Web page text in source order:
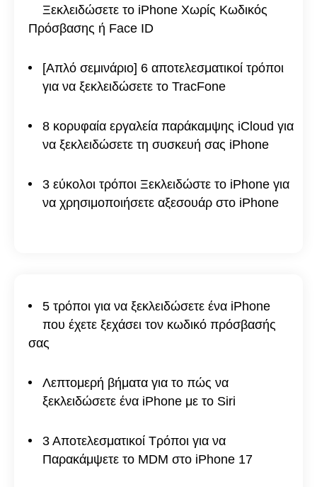
Ξεκλειδώσετε το iPhone Χωρίς Κωδικός
Πρόσβασης ή Face ID
[Απλό σεμινάριο] 6 αποτελεσματικοί τρόποι
για να ξεκλειδώσετε το TracFone
8 κορυφαία εργαλεία παράκαμψης iCloud για
να ξεκλειδώσετε τη συσκευή σας iPhone
3 εύκολοι τρόποι Ξεκλειδώστε το iPhone για
να χρησιμοποιήσετε αξεσουάρ στο iPhone
5 τρόποι για να ξεκλειδώσετε ένα iPhone
που έχετε ξεχάσει τον κωδικό πρόσβασής
σας
Λεπτομερή βήματα για το πώς να
ξεκλειδώσετε ένα iPhone με το Siri
3 Αποτελεσματικοί Τρόποι για να
Παρακάμψετε το MDM στο iPhone 17